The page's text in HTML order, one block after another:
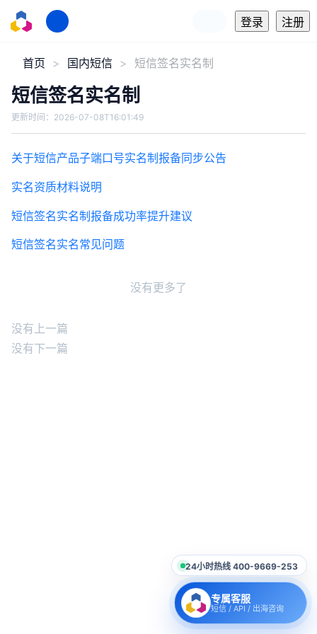
登录 注册
首页 国内短信 短信签名实名制
短信签名实名制
更新时间： 2026-07-08T16:01:49
关于短信产品子端口号实名制报备同步公告
实名资质材料说明
短信签名实名制报备成功率提升建议
短信签名实名常见问题
没有更多了
没有上一篇
没有下一篇
24小时热线 400-9669-253
专属客服
短信 / API / 出海咨询